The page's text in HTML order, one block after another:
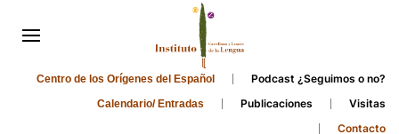
Centro de los Orígenes del Español Podcast ¿Seguimos o no?
Calendario/ Entradas Publicaciones Visitas Contacto